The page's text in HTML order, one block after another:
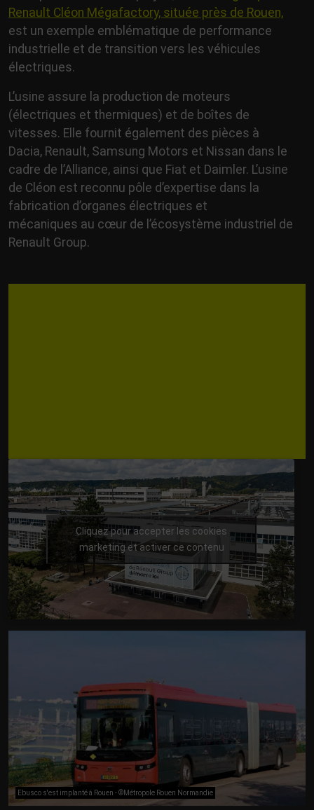
Renault Cléon Mégafactory, située près de Rouen,
est un exemple emblématique de performance
industrielle et de transition vers les véhicules
électriques.
L’usine assure la production de moteurs
(électriques et thermiques) et de boîtes de
vitesses. Elle fournit également des pièces à
Dacia, Renault, Samsung Motors et Nissan dans le
cadre de l’Alliance, ainsi que Fiat et Daimler. L’usine
de Cléon est reconnu pôle d’expertise dans la
fabrication d’organes électriques et
mécaniques au cœur de l’écosystème industriel de
Renault Group.
Cliquez pour accepter les cookies
marketing et activer ce contenu
Ebusco s'est implanté à Rouen - ©Métropole Rouen Normandie